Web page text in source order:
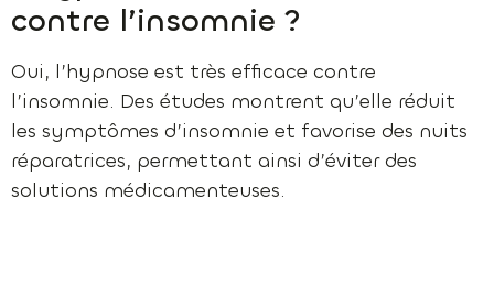
contre l’insomnie ?
Oui, l’hypnose est très efficace contre
l’insomnie. Des études montrent qu’elle réduit
les symptômes d’insomnie et favorise des nuits
réparatrices, permettant ainsi d’éviter des
solutions médicamenteuses.